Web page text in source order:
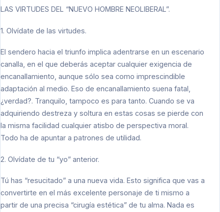
LAS VIRTUDES DEL “NUEVO HOMBRE NEOLIBERAL”.
1. Olvídate de las virtudes.
El sendero hacia el triunfo implica adentrarse en un escenario
canalla, en el que deberás aceptar cualquier exigencia de
encanallamiento, aunque sólo sea como imprescindible
adaptación al medio. Eso de encanallamiento suena fatal,
¿verdad?. Tranquilo, tampoco es para tanto. Cuando se va
adquiriendo destreza y soltura en estas cosas se pierde con
la misma facilidad cualquier atisbo de perspectiva moral.
Todo ha de apuntar a patrones de utilidad.
2. Olvídate de tu “yo” anterior.
Tú has “resucitado” a una nueva vida. Esto significa que vas a
convertirte en el más excelente personaje de ti mismo a
partir de una precisa “cirugía estética” de tu alma. Nada es